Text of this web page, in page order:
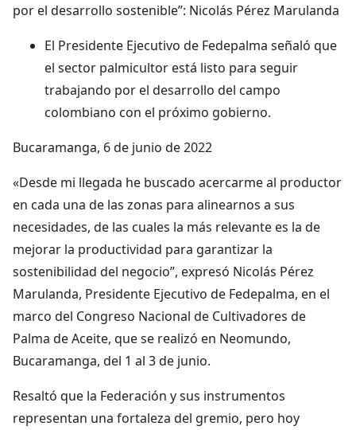
por el desarrollo sostenible”: Nicolás Pérez Marulanda
El Presidente Ejecutivo de Fedepalma señaló que
el sector palmicultor está listo para seguir
trabajando por el desarrollo del campo
colombiano con el próximo gobierno.
Bucaramanga, 6 de junio de 2022
«Desde mi llegada he buscado acercarme al productor
en cada una de las zonas para alinearnos a sus
necesidades, de las cuales la más relevante es la de
mejorar la productividad para garantizar la
sostenibilidad del negocio”, expresó Nicolás Pérez
Marulanda, Presidente Ejecutivo de Fedepalma, en el
marco del Congreso Nacional de Cultivadores de
Palma de Aceite, que se realizó en Neomundo,
Bucaramanga, del 1 al 3 de junio.
Resaltó que la Federación y sus instrumentos
representan una fortaleza del gremio, pero hoy